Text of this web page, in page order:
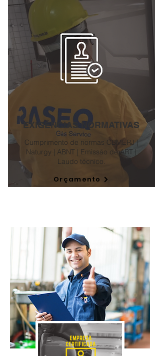
EXIGÊNCIAS NORMATIVAS
Cumprimento de normas CBMERJ |
Naturgy | ABNT | Emissão de ART |
Laudo técnico.
Orçamento